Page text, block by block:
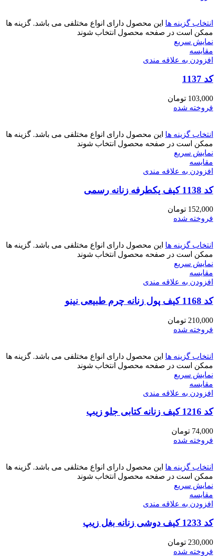
انتخاب گزینه ها این محصول دارای انواع مختلفی می باشد. گزینه ها
ممکن است در صفحه محصول انتخاب شوند
نمایش سریع
مقايسه
افزودن به علاقه مندی
کد 1137
103,000 تومان
فروخته شده
انتخاب گزینه ها این محصول دارای انواع مختلفی می باشد. گزینه ها
ممکن است در صفحه محصول انتخاب شوند
نمایش سریع
مقايسه
افزودن به علاقه مندی
کد 1138 کیف یکطرفه زنانه رسمی
152,000 تومان
فروخته شده
انتخاب گزینه ها این محصول دارای انواع مختلفی می باشد. گزینه ها
ممکن است در صفحه محصول انتخاب شوند
نمایش سریع
مقايسه
افزودن به علاقه مندی
کد 1168 کیف پول زنانه چرم طبیعی نینو
210,000 تومان
فروخته شده
انتخاب گزینه ها این محصول دارای انواع مختلفی می باشد. گزینه ها
ممکن است در صفحه محصول انتخاب شوند
نمایش سریع
مقايسه
افزودن به علاقه مندی
کد 1216 کیف زنانه کتابی جلو زیپ
74,000 تومان
فروخته شده
انتخاب گزینه ها این محصول دارای انواع مختلفی می باشد. گزینه ها
ممکن است در صفحه محصول انتخاب شوند
نمایش سریع
مقايسه
افزودن به علاقه مندی
کد 1233 کیف دوشی زنانه بغل زیپ
230,000 تومان
فروخته شده